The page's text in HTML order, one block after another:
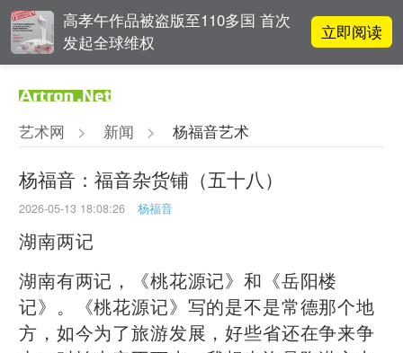
高孝午作品被盗版至110多国 首次
发起全球维权
立即阅读
粤籍留美艺术家
张瀚文：以物质媒介具象化精神世
界
艺术网 > 新闻 > 杨福音艺术
杨福音：福音杂货铺（五十八）
2026-05-13 18:08:26 杨福音
湖南两记
湖南有两记，《桃花源记》和《岳阳楼
记》。《桃花源记》写的是不是常德那个地
方，如今为了旅游发展，好些省还在争来争